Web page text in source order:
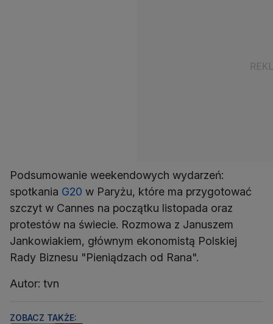
Podsumowanie weekendowych wydarzeń:
spotkania G20 w Paryżu, które ma przygotować
szczyt w Cannes na początku listopada oraz
protestów na świecie. Rozmowa z Januszem
Jankowiakiem, głównym ekonomistą Polskiej
Rady Biznesu "Pieniądzach od Rana".
Autor: tvn
ZOBACZ TAKŻE: